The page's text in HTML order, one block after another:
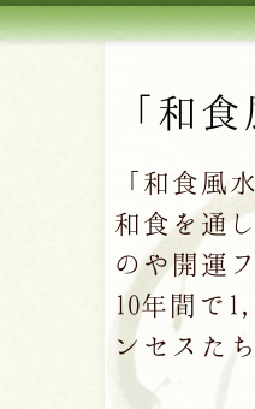
「和
「和食風水
和食を通
のや開運
10年間で
ンセスた